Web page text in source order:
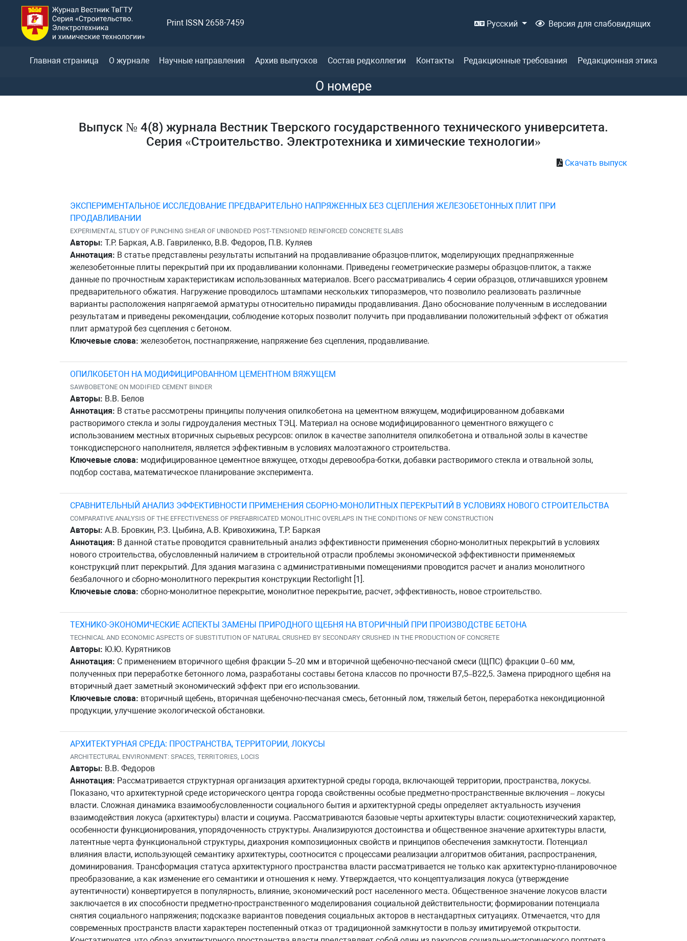
Print ISSN 2658-7459 Русский Версия для слабовидящих
Главная страница О журнале Научные направления Архив выпусков Состав редколлегии Контакты Редакционные требования Редакционная этика
О номере
Выпуск № 4(8) журнала Вестник Тверского государственного технического университета.
Серия «Строительство. Электротехника и химические технологии»
Скачать выпуск
ЭКСПЕРИМЕНТАЛЬНОЕ ИССЛЕДОВАНИЕ ПРЕДВАРИТЕЛЬНО НАПРЯЖЕННЫХ БЕЗ СЦЕПЛЕНИЯ ЖЕЛЕЗОБЕТОННЫХ ПЛИТ ПРИ
ПРОДАВЛИВАНИИ
EXPERIMENTAL STUDY OF PUNCHING SHEAR OF UNBONDED POST-TENSIONED REINFORCED CONCRETE SLABS
Авторы: Т.Р. Баркая, А.В. Гавриленко, В.В. Федоров, П.В. Куляев
Аннотация: В статье представлены результаты испытаний на продавливание образцов-плиток, моделирующих преднапряженные
железобетонные плиты перекрытий при их продавливании колоннами. Приведены геометрические размеры образцов-плиток, а также
данные по прочностным характеристикам использованных материалов. Всего рассматривались 4 серии образцов, отличавшихся уровнем
предварительного обжатия. Нагружение проводилось штампами нескольких типоразмеров, что позволило реализовать различные
варианты расположения напрягаемой арматуры относительно пирамиды продавливания. Дано обоснование полученным в исследовании
результатам и приведены рекомендации, соблюдение которых позволит получить при продавливании положительный эффект от обжатия
плит арматурой без сцепления с бетоном.
Ключевые слова: железобетон, постнапряжение, напряжение без сцепления, продавливание.
ОПИЛКОБЕТОН НА МОДИФИЦИРОВАННОМ ЦЕМЕНТНОМ ВЯЖУЩЕМ
SAWBOBETONE ON MODIFIED CEMENT BINDER
Авторы: В.В. Белов
Аннотация: В статье рассмотрены принципы получения опилкобетона на цементном вяжущем, модифицированном добавками
растворимого стекла и золы гидроудаления местных ТЭЦ. Материал на основе модифицированного цементного вяжущего с
использованием местных вторичных сырьевых ресурсов: опилок в качестве заполнителя опилкобетона и отвальной золы в качестве
тонкодисперсного наполнителя, является эффективным в условиях малоэтажного строительства.
Ключевые слова: модифицированное цементное вяжущее, отходы деревообра-ботки, добавки растворимого стекла и отвальной золы,
подбор состава, математическое планирование эксперимента.
СРАВНИТЕЛЬНЫЙ АНАЛИЗ ЭФФЕКТИВНОСТИ ПРИМЕНЕНИЯ СБОРНО-МОНОЛИТНЫХ ПЕРЕКРЫТИЙ В УСЛОВИЯХ НОВОГО СТРОИТЕЛЬСТВА
COMPARATIVE ANALYSIS OF THE EFFECTIVENESS OF PREFABRICATED MONOLITHIC OVERLAPS IN THE CONDITIONS OF NEW CONSTRUCTION
Авторы: А.В. Бровкин, Р.З. Цыбина, А.В. Кривохижина, Т.Р. Баркая
Аннотация: В данной статье проводится сравнительный анализ эффективности применения сборно-монолитных перекрытий в условиях
нового строительства, обусловленный наличием в строительной отрасли проблемы экономической эффективности применяемых
конструкций плит перекрытий. Для здания магазина с административными помещениями проводится расчет и анализ монолитного
безбалочного и сборно-монолитного перекрытия конструкции Rectorlight [1].
Ключевые слова: сборно-монолитное перекрытие, монолитное перекрытие, расчет, эффективность, новое строительство.
ТЕХНИКО-ЭКОНОМИЧЕСКИЕ АСПЕКТЫ ЗАМЕНЫ ПРИРОДНОГО ЩЕБНЯ НА ВТОРИЧНЫЙ ПРИ ПРОИЗВОДСТВЕ БЕТОНА
TECHNICAL AND ECONOMIC ASPECTS OF SUBSTITUTION OF NATURAL CRUSHED BY SECONDARY CRUSHED IN THE PRODUCTION OF CONCRETE
Авторы: Ю.Ю. Курятников
Аннотация: С применением вторичного щебня фракции 5–20 мм и вторичной щебеночно-песчаной смеси (ЩПС) фракции 0–60 мм,
полученных при переработке бетонного лома, разработаны составы бетона классов по прочности В7,5–В22,5. Замена природного щебня на
вторичный дает заметный экономический эффект при его использовании.
Ключевые слова: вторичный щебень, вторичная щебеночно-песчаная смесь, бетонный лом, тяжелый бетон, переработка некондиционной
продукции, улучшение экологической обстановки.
АРХИТЕКТУРНАЯ СРЕДА: ПРОСТРАНСТВА, ТЕРРИТОРИИ, ЛОКУСЫ
ARCHITECTURAL ENVIRONMENT: SPACES, TERRITORIES, LOCIS
Авторы: В.В. Федоров
Аннотация: Рассматривается структурная организация архитектурной среды города, включающей территории, пространства, локусы.
Показано, что архитектурной среде исторического центра города свойственны особые предметно-пространственные включения – локусы
власти. Сложная динамика взаимообусловленности социального бытия и архитектурной среды определяет актуальность изучения
взаимодействия локуса (архитектуры) власти и социума. Рассматриваются базовые черты архитектуры власти: социотехнический характер,
особенности функционирования, упорядоченность структуры. Анализируются достоинства и общественное значение архитектуры власти,
латентные черта функциональной структуры, диахрония композиционных свойств и принципов обеспечения замкнутости. Потенциал
влияния власти, использующей семантику архитектуры, соотносится с процессами реализации алгоритмов обитания, распространения,
доминирования. Трансформация статуса архитектурного пространства власти рассматривается не только как архитектурно-планировочное
преобразование, а как изменение его семантики и отношения к нему. Утверждается, что концептуализация локуса (утверждение
аутентичности) конвертируется в популярность, влияние, экономический рост населенного места. Общественное значение локусов власти
заключается в их способности предметно-пространственного моделирования социальной действительности; формировании потенциала
снятия социального напряжения; подсказке вариантов поведения социальных акторов в нестандартных ситуациях. Отмечается, что для
современных пространств власти характерен постепенный отказ от традиционной замкнутости в пользу имитируемой открытости.